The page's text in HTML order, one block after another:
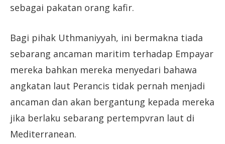
sebagai pakatan orang kafir.
Bagi pihak Uthmaniyyah, ini bermakna tiada
sebarang ancaman maritim terhadap Empayar
mereka bahkan mereka menyedari bahawa
angkatan laut Perancis tidak pernah menjadi
ancaman dan akan bergantung kepada mereka
jika berlaku sebarang pertempvran laut di
Mediterranean.